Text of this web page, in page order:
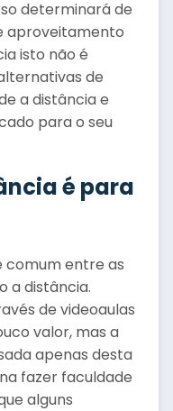
determinará de
aproveitamento
isto não é
de
a distância e
para o seu
é para
comum entre as
a distância.
de videoaulas
valor, mas a
apenas desta
fazer faculdade
alguns